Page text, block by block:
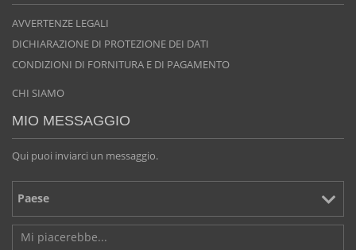
AVVERTENZE LEGALI
DICHIARAZIONE DI PROTEZIONE DEI DATI
CONDIZIONI DI FORNITURA E DI PAGAMENTO
CHI SIAMO
MIO MESSAGGIO
Qui puoi inviarci un messaggio.